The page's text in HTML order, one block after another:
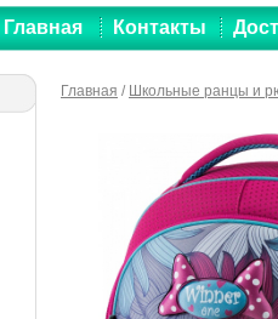
Главная Контакты
Главная / Школьные ранцы и